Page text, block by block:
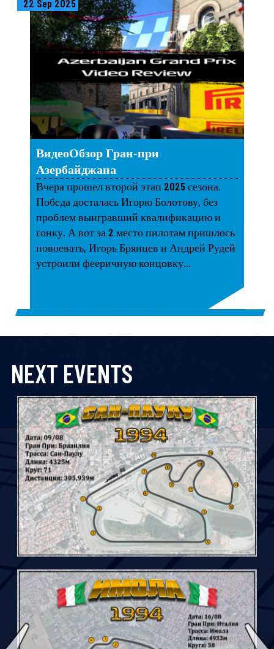
3
22 Sep 2025
ВидеоОбзор Гран-при
Азербайджана
Вчера прошел второй этап 2025 сезона.
Победа досталась Игорю Болотову, без
проблем выигравший квалификацию и
гонку. А вот за 2 место пилотам пришлось
повоевать, Игорь Брянцев и Андрей Рудей
устроили фееричную концовку...
NEXT EVENTS